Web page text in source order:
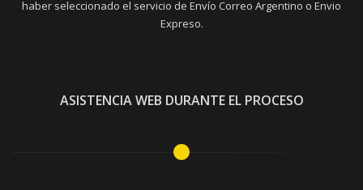
haber seleccionado el servicio de Envío Correo Argentino o Envio
Expreso.
ASISTENCIA WEB DURANTE EL PROCESO